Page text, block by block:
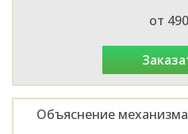
от
Объяснение